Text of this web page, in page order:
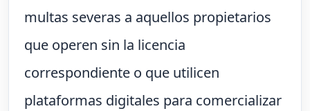
multas severas a aquellos propietarios
que operen sin la licencia
correspondiente o que utilicen
plataformas digitales para comercializar